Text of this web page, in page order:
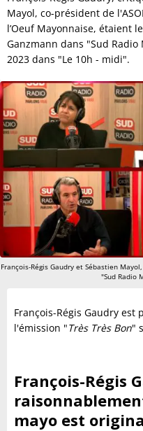
Mayol, co-président de
l’Oeuf Mayonnaise, étaient
Ganzmann dans "Sud
2023 dans "Le 10h - midi".
François-Régis Gaudry et Sébastien
"Sud Radio
François-Régis Gaudry
l'émission "Très Très Bon"
François-Régis
mayo est